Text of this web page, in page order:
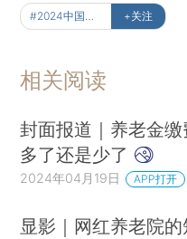
+关注
相关阅读
封面报道｜养老金缴
多了还是少了
2024年04月19日 APP打开
显影｜网红养老院